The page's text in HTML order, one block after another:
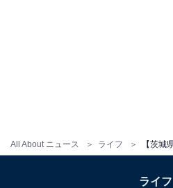
All About ニュース ライフ
ライフ